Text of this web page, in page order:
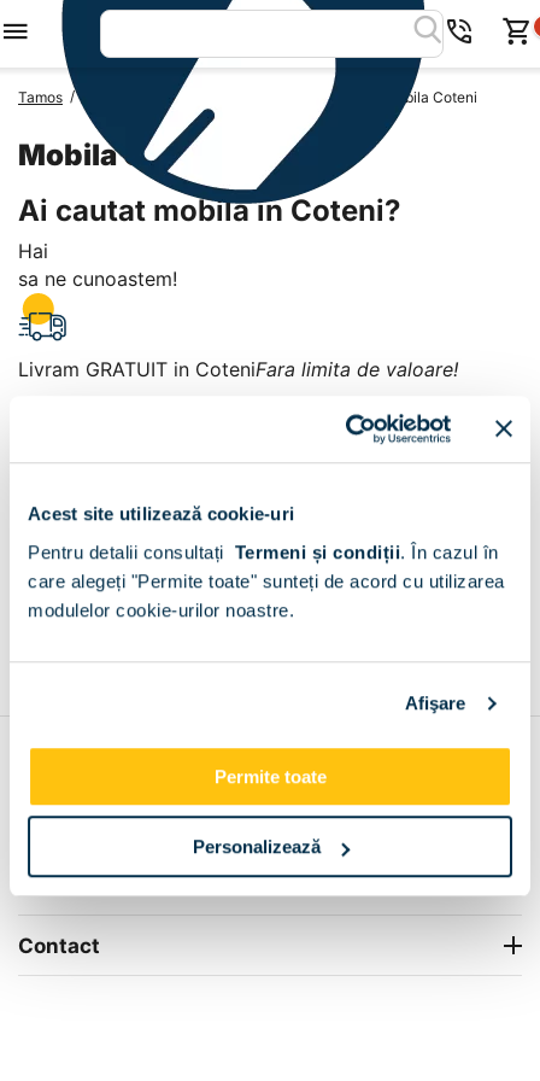
Acest site utilizează cookie-uri
Pentru detalii consultați Termeni și condiții. În cazul în
care alegeți "Permite toate" sunteți de acord cu utilizarea
modulelor cookie-urilor noastre.
Afişare
Permite toate
Personalizează
Tamos / Mobila Romania Mobila Judetul Giurgiu Mobila Coteni
Mobila Coteni
Ai cautat mobila in Coteni?
Hai
sa ne cunoastem!
Livram GRATUIT in CoteniFara limita de valoare!
Coteni
+
Info Center
Livrare
Contact